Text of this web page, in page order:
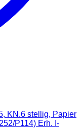
KN.6 stellig, Papier
P114) Erh. I-